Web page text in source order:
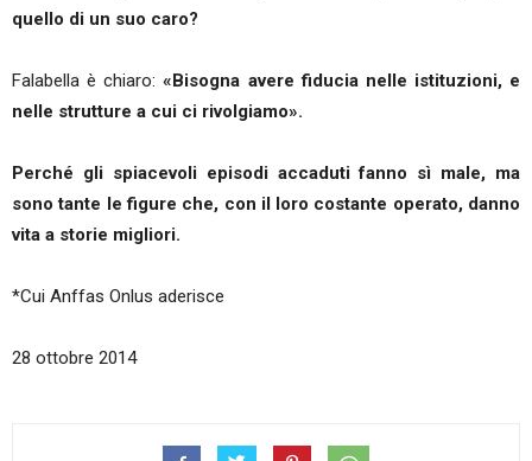
quello di un suo caro?
Falabella è chiaro:«Bisogna avere fiducia nelle istituzioni, e
nelle strutture a cui ci rivolgiamo».
Perché gli spiacevoli episodi accaduti fanno sì male, ma
sono tante le figure che, con il loro costante operato, danno
vita a storie migliori.
*Cui Anffas Onlus aderisce
28 ottobre 2014